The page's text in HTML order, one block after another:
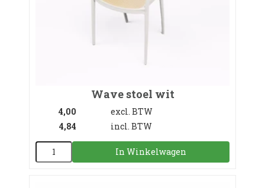
Wave stoel wit
4,00
excl. BTW
4,84
incl. BTW
In Winkelwagen